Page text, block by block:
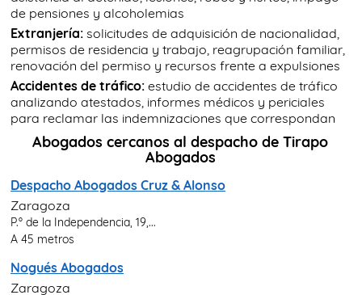
de pensiones y alcoholemias
Extranjería: solicitudes de adquisición de nacionalidad,
permisos de residencia y trabajo, reagrupación familiar,
renovación del permiso y recursos frente a expulsiones
Accidentes de tráfico: estudio de accidentes de tráfico
analizando atestados, informes médicos y periciales
para reclamar las indemnizaciones que correspondan
Abogados cercanos al despacho de Tirapo
Abogados
Despacho Abogados Cruz & Alonso
Zaragoza
P.º de la Independencia, 19,...
A 45 metros
Nogués Abogados
Zaragoza